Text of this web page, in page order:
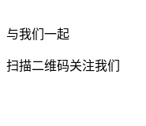
与我们一起
扫描二维码关注我们